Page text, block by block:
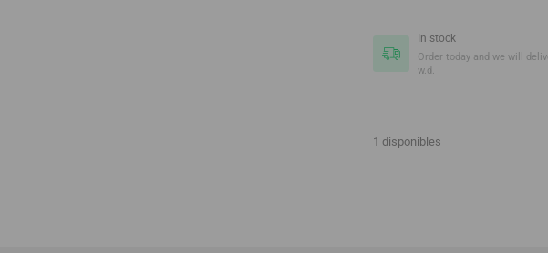
In stock
Order today and we will
w.d.
1 disponibles